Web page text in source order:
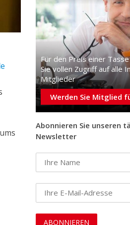
Für den Preis einer
Sie vollen Zugriff auf alle
Mitglieder
Werden Sie Mitglied
Abonnieren Sie unseren
Newsletter